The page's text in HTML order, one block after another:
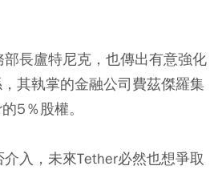
長盧特尼克，也傳出有意強化
其執掌的金融公司費茲傑羅集
5％股權。
入，未來Tether必然也想爭取